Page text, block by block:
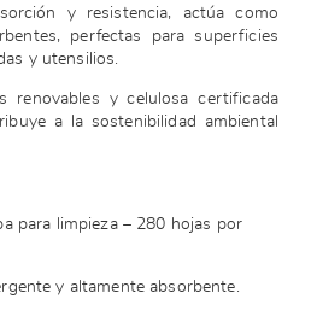
y resistencia, actúa como
perfectas para superficies
y utensilios.
renovables y celulosa certificada
a la sostenibilidad ambiental
para limpieza – 280 hojas por
y altamente absorbente.